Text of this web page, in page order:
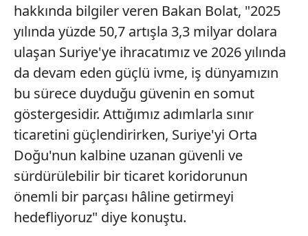
hakkında bilgiler veren Bakan Bolat, "2025
yılında yüzde 50,7 artışla 3,3 milyar dolara
ulaşan Suriye'ye ihracatımız ve 2026 yılında
da devam eden güçlü ivme, iş dünyamızın
bu sürece duyduğu güvenin en somut
göstergesidir. Attığımız adımlarla sınır
ticaretini güçlendirirken, Suriye'yi Orta
Doğu'nun kalbine uzanan güvenli ve
sürdürülebilir bir ticaret koridorunun
önemli bir parçası hâline getirmeyi
hedefliyoruz" diye konuştu.